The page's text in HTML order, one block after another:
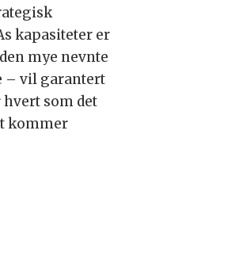
kapasiteter er
mye nevnte
– vil garantert
som det
kommer